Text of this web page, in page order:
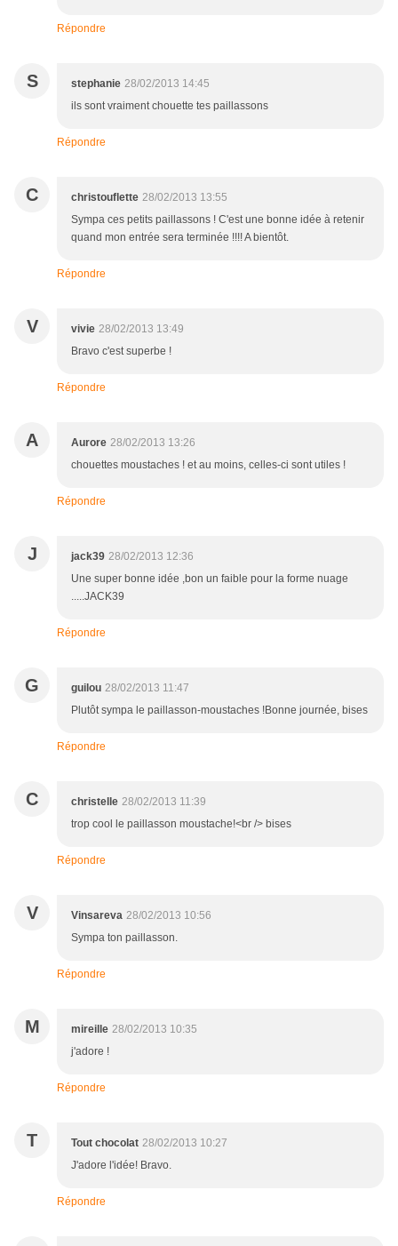
Répondre
S stephanie 28/02/2013 14:45
ils sont vraiment chouette tes paillassons
Répondre
C christouflette 28/02/2013 13:55
Sympa ces petits paillassons ! C'est une bonne idée à retenir
quand mon entrée sera terminée !!!! A bientôt.
Répondre
V vivie 28/02/2013 13:49
Bravo c'est superbe !
Répondre
A Aurore 28/02/2013 13:26
chouettes moustaches ! et au moins, celles-ci sont utiles !
Répondre
J jack39 28/02/2013 12:36
Une super bonne idée ,bon un faible pour la forme nuage
.....JACK39
Répondre
G guilou 28/02/2013 11:47
Plutôt sympa le paillasson-moustaches !Bonne journée, bises
Répondre
C christelle 28/02/2013 11:39
trop cool le paillasson moustache!<br /> bises
Répondre
V Vinsareva 28/02/2013 10:56
Sympa ton paillasson.
Répondre
M mireille 28/02/2013 10:35
j'adore !
Répondre
T Tout chocolat 28/02/2013 10:27
J'adore l'idée! Bravo.
Répondre